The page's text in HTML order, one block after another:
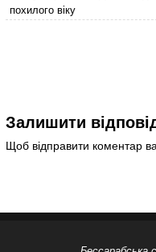
похилого віку
Залишити
Щоб відправити коментар